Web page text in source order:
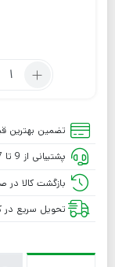
تضمین بهترین
پشتیبانی از 9 تا 17
بازگشت کالا
تحویل سریع در